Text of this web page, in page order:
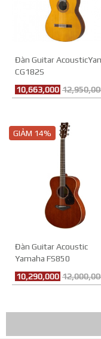
Đàn Guitar
CG182S
10,663,000
GIẢM 14%
Đàn Guitar Acoustic
Yamaha FS850
10,290,000